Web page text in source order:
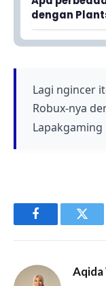
vs Brainrots di
menu tukar
hadiah
langsung
Defense
dengan
Plants vs
lainnya
Brainrot,
yang lebih
Lagi ngincer
Robux-nya
Facebook